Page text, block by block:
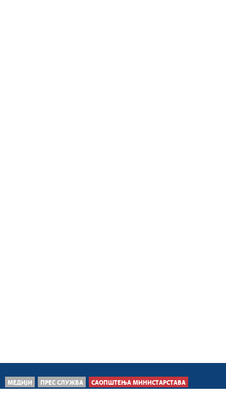
МЕДИЈИ ПРЕС СЛУЖБА САОПШТЕЊА МИНИСТАРСТАВА